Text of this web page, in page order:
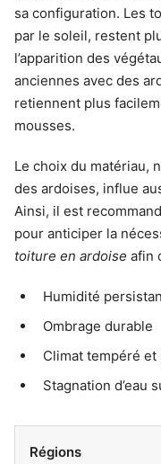
sa configuration. Les
par le soleil, restent
l’apparition des
anciennes avec des
retiennent plus
mousses.
Le choix du matériau,
des ardoises, influe
Ainsi, il est
pour anticiper la
toiture en ardoise afin
Humidité
Ombrage durable
Climat tempéré et
Stagnation d’eau
Régions